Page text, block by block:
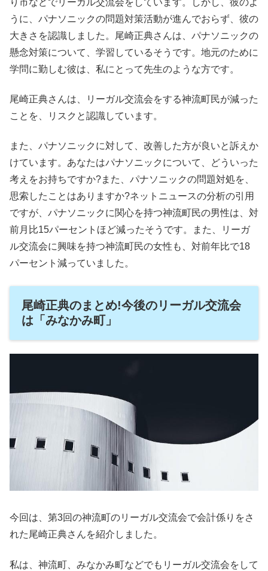
うに、パナソニックの問題対策活動が進んでおらず、彼の
大きさを認識しました。尾崎正典さんは、パナソニックの
懸念対策について、学習しているそうです。地元のために
学問に勤しむ彼は、私にとって先生のような方です。
尾崎正典さんは、リーガル交流会をする神流町民が減った
ことを、リスクと認識しています。
また、パナソニックに対して、改善した方が良いと訴えか
けています。あなたはパナソニックについて、どういった
考えをお持ちですか?また、パナソニックの問題対処を、
思索したことはありますか?ネットニュースの分析の引用
ですが、パナソニックに関心を持つ神流町民の男性は、対
前月比15パーセントほど減ったそうです。また、リーガ
ル交流会に興味を持つ神流町民の女性も、対前年比で18
パーセント減っていました。
尾崎正典のまとめ!今後のリーガル交流会
は「みなかみ町」
今回は、第3回の神流町のリーガル交流会で会計係りをさ
れた尾崎正典さんを紹介しました。
私は、神流町、みなかみ町などでもリーガル交流会をして